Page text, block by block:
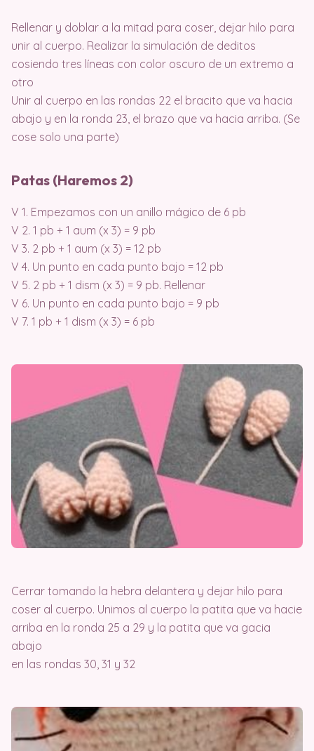
Rellenar y doblar a la mitad para coser, dejar hilo para
unir al cuerpo. Realizar la simulación de deditos
cosiendo tres líneas con color oscuro de un extremo a
otro
Unir al cuerpo en las rondas 22 el bracito que va hacia
abajo y en la ronda 23, el brazo que va hacia arriba. (Se
cose solo una parte)
Patas (Haremos 2)
V 1. Empezamos con un anillo mágico de 6 pb
V 2. 1 pb + 1 aum (x 3) = 9 pb
V 3. 2 pb + 1 aum (x 3) = 12 pb
V 4. Un punto en cada punto bajo = 12 pb
V 5. 2 pb + 1 dism (x 3) = 9 pb. Rellenar
V 6. Un punto en cada punto bajo = 9 pb
V 7. 1 pb + 1 dism (x 3) = 6 pb
Cerrar tomando la hebra delantera y dejar hilo para
coser al cuerpo. Unimos al cuerpo la patita que va hacie
arriba en la ronda 25 a 29 y la patita que va gacia
abajo
en las rondas 30, 31 y 32